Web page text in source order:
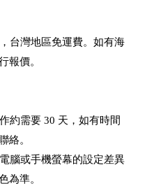
台灣地區免運費。如有海
報價。
約需要 30 天，如有時間
絡。
腦或手機螢幕的設定差異
為準。